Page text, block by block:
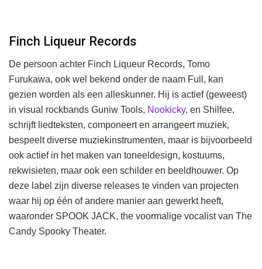
Finch Liqueur Records
De persoon achter Finch Liqueur Records, Tomo
Furukawa, ook wel bekend onder de naam Full, kan
gezien worden als een alleskunner. Hij is actief (geweest)
in visual rockbands Guniw Tools, Nookicky, en Shilfee,
schrijft liedteksten, componeert en arrangeert muziek,
bespeelt diverse muziekinstrumenten, maar is bijvoorbeeld
ook actief in het maken van toneeldesign, kostuums,
rekwisieten, maar ook een schilder en beeldhouwer. Op
deze label zijn diverse releases te vinden van projecten
waar hij op één of andere manier aan gewerkt heeft,
waaronder SPOOK JACK, the voormalige vocalist van The
Candy Spooky Theater.